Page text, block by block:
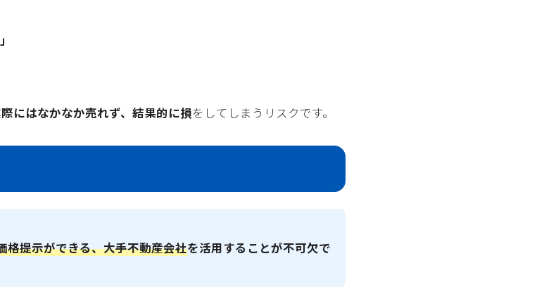
にはなかなか売れず、結果的に損をしてしまうリスクです。
格提示ができる、大手不動産会社を活用することが不可欠で